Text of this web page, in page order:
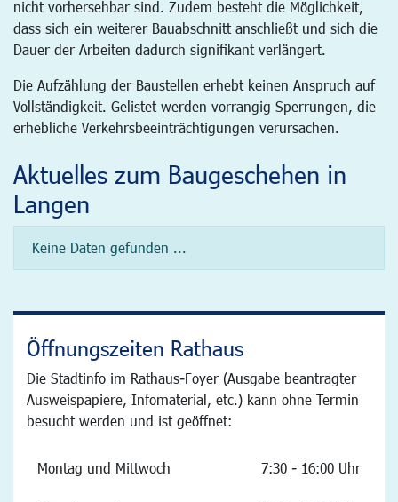
nicht vorhersehbar sind. Zudem besteht die Möglichkeit,
dass sich ein weiterer Bauabschnitt anschließt und sich die
Dauer der Arbeiten dadurch signifikant verlängert.
Die Aufzählung der Baustellen erhebt keinen Anspruch auf
Vollständigkeit. Gelistet werden vorrangig Sperrungen, die
erhebliche Verkehrsbeeinträchtigungen verursachen.
Aktuelles zum Baugeschehen in
Langen
Keine Daten gefunden ...
Öffnungszeiten Rathaus
Die Stadtinfo im Rathaus-Foyer (Ausgabe beantragter
Ausweispapiere, Infomaterial, etc.) kann ohne Termin
besucht werden und ist geöffnet:
Montag und Mittwoch 7:30 - 16:00 Uhr